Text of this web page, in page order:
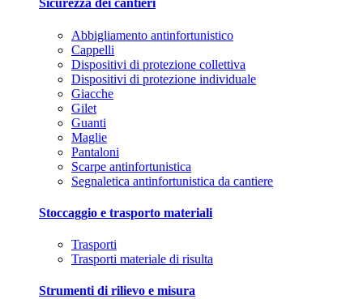
Sicurezza dei cantieri
Abbigliamento antinfortunistico
Cappelli
Dispositivi di protezione collettiva
Dispositivi di protezione individuale
Giacche
Gilet
Guanti
Maglie
Pantaloni
Scarpe antinfortunistica
Segnaletica antinfortunistica da cantiere
Stoccaggio e trasporto materiali
Trasporti
Trasporti materiale di risulta
Strumenti di rilievo e misura